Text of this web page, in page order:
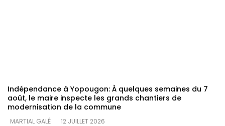
Indépendance à Yopougon‎: À quelques semaines du 7
août, le maire inspecte les grands chantiers de
modernisation de la commune
MARTIAL GALÉ
12 JUILLET 2026